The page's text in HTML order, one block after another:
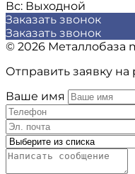
Вс: Выходной
Заказать звонок
Заказать звонок
© 2026 Металлобаза
Отправить заявку на
Ваше имя